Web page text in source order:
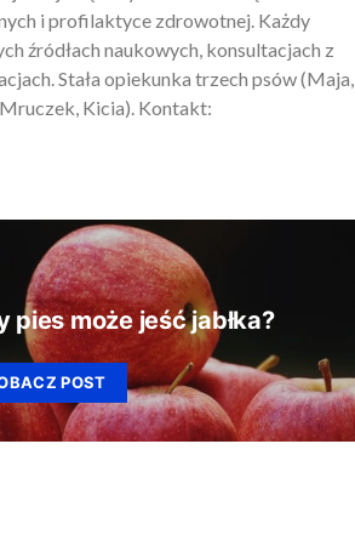
i profilaktyce zdrowotnej. Każdy
źródłach naukowych, konsultacjach z
Stała opiekunka trzech psów (Maja,
Kicia). Kontakt:
pies może jeść jabłka?
POST